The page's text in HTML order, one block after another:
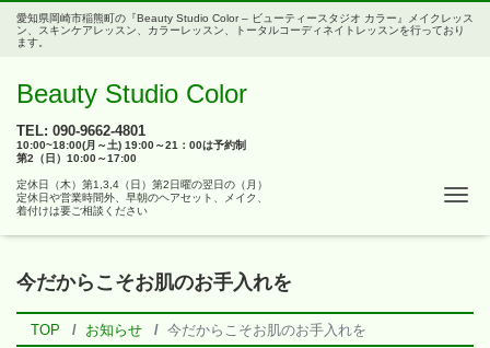
愛知県岡崎市稲熊町の『Beauty Studio Color – ビューティースタジオ カラー』メイクレッス
ン、スキンケアレッスン、カラーレッスン、トータルコーディネイトレッスンを行っており
ます。
Beauty Studio Color
TEL: 090-9662-4801
10:00~18:00(月～土) 19:00～21：00は予約制
第2（日）10:00～17:00
定休日（木）第1,3,4（日）第2日曜の翌日の（月）
定休日や営業時間外、早朝のヘアセット、メイク、
着付けは要ご相談ください
今だからこそお肌のお手入れを
TOP お知らせ 今だからこそお肌のお手入れを